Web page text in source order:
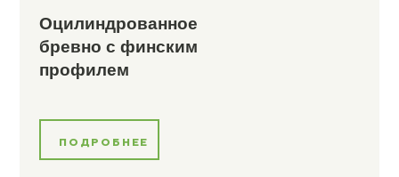
Оцилиндрованное
бревно с финским
профилем
ПОДРОБНЕЕ